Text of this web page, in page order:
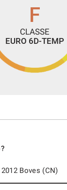
F
CLASSE
EURO 6D-TEMP
Boves (CN)